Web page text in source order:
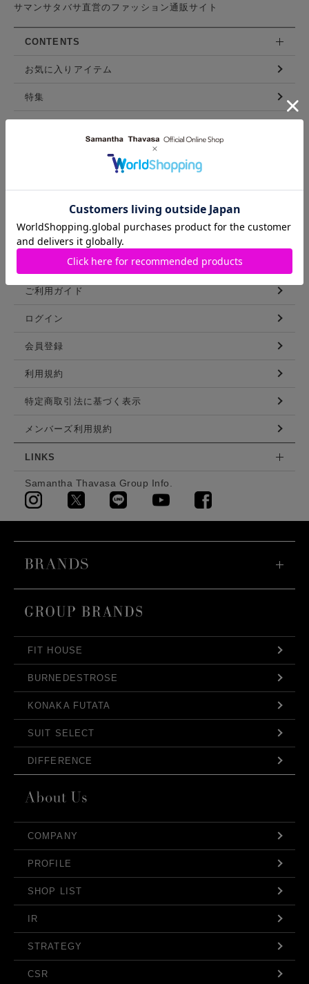
サマンサタバサ直営のファッション通販サイト
CONTENTS
お気に入りアイテム
特集
スタッフリスト
ショップブログ
ご利用ガイド
ログイン
会員登録
利用規約
特定商取引法に基づく表示
メンバーズ利用規約
LINKS
Samantha Thavasa Group Info.
FIT HOUSE
BURNEDESTROSE
KONAKA FUTATA
SUIT SELECT
DIFFERENCE
COMPANY
PROFILE
SHOP LIST
IR
STRATEGY
CSR